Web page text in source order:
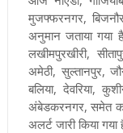
मुजफ्फरनगर,
अनुमान जताया गया
लखीमपुरखीरी,
अमेठी, सुल्तानपुर,
बलिया, देवरिया,
अंबेडकरनगर, समेत
अलर्ट जारी किया गया